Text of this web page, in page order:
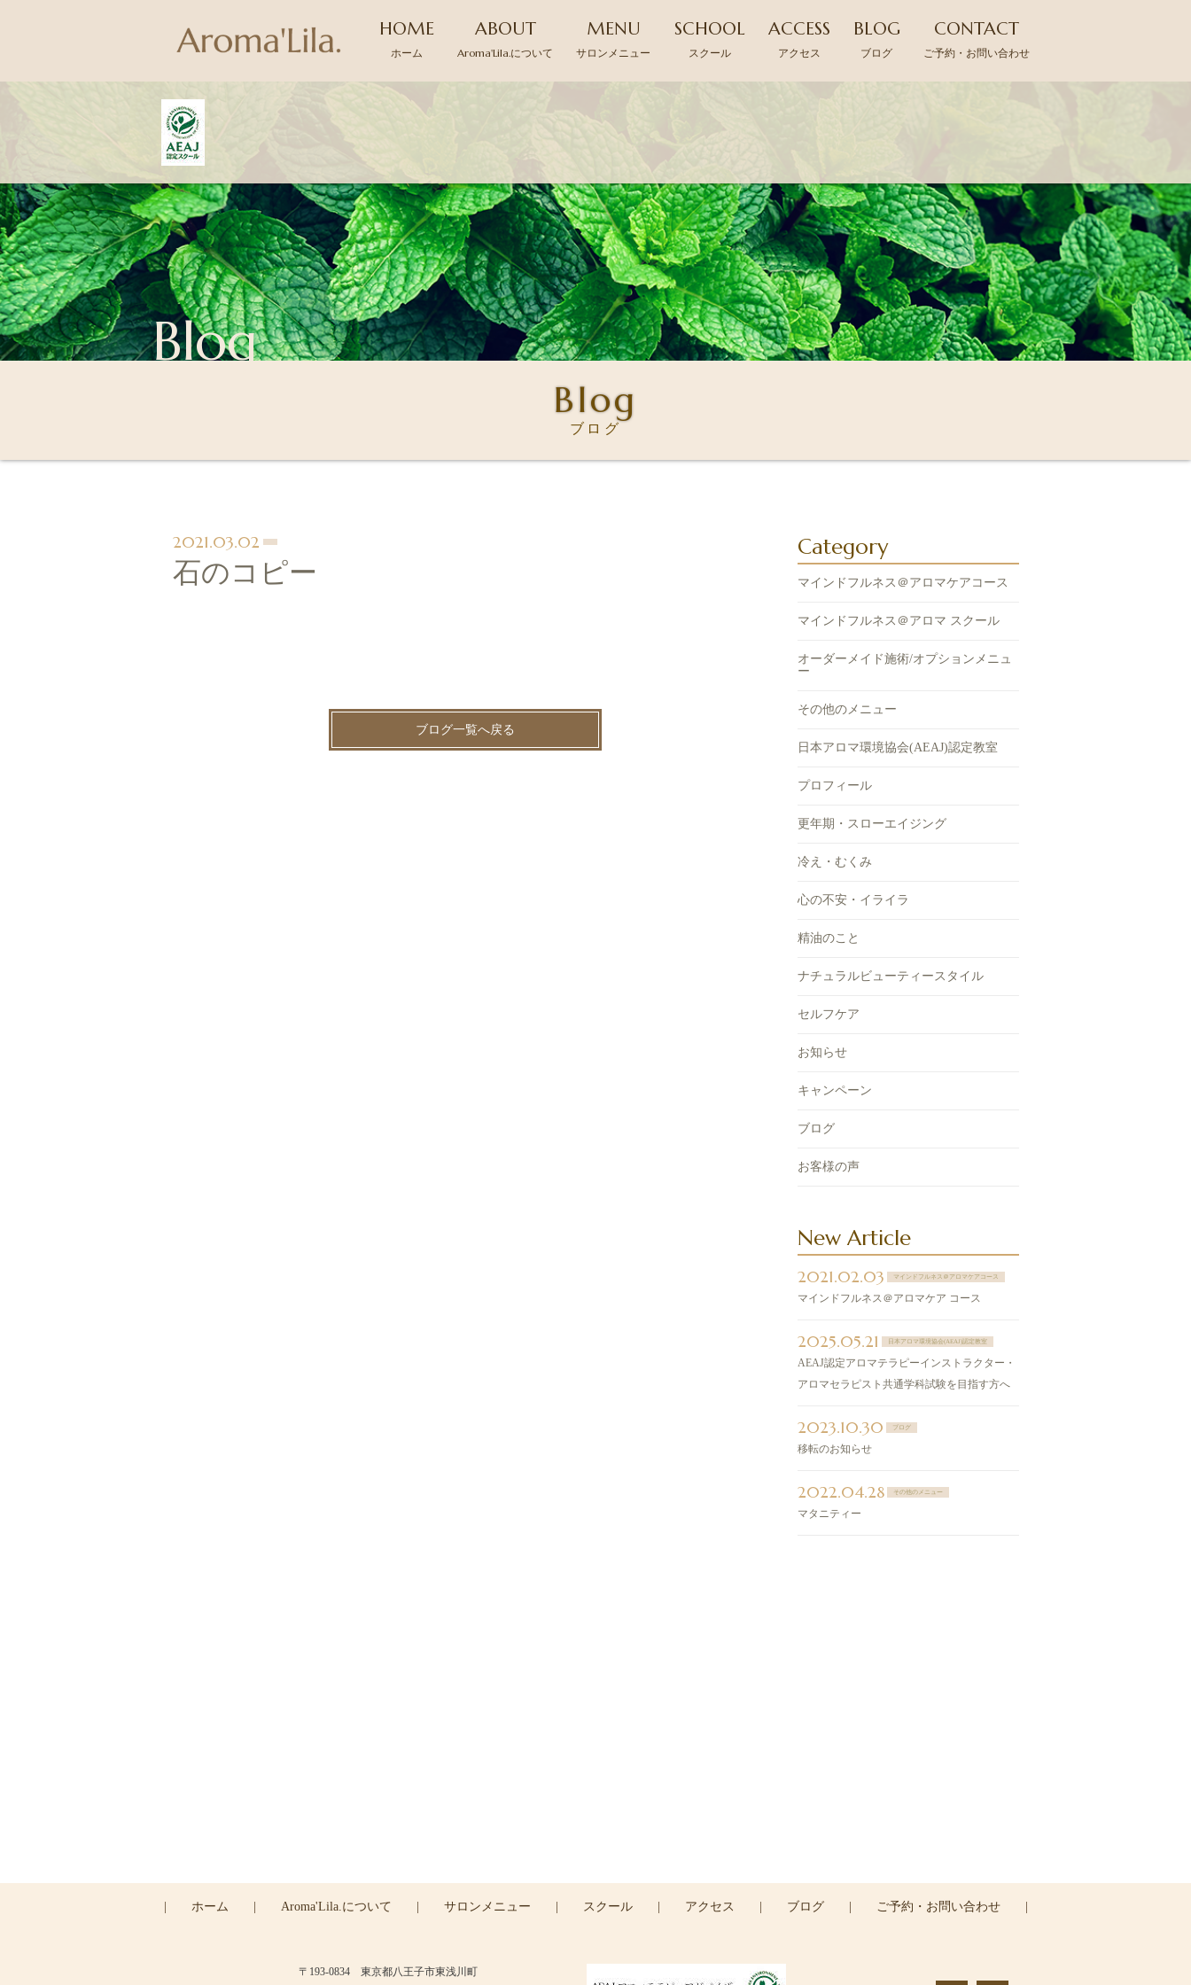
HOME
ホーム
ABOUT
Aroma'Lila.について
MENU
サロンメニュー
SCHOOL
スクール
ACCESS
アクセス
BLOG
ブログ
CONTACT
ご予約・お問い合わせ
Blog
Blog
ブログ
2021.03.02
石のコピー
ブログ一覧へ戻る
Category
マインドフルネス＠アロマケアコース
マインドフルネス＠アロマ スクール
オーダーメイド施術/オプションメニュ
ー
その他のメニュー
日本アロマ環境協会(AEAJ)認定教室
プロフィール
更年期・スローエイジング
冷え・むくみ
心の不安・イライラ
精油のこと
ナチュラルビューティースタイル
セルフケア
お知らせ
キャンペーン
ブログ
お客様の声
New Article
2021.02.03 マインドフルネス＠アロマケアコース
マインドフルネス＠アロマケア コース
2025.05.21 日本アロマ環境協会(AEAJ)認定教室
AEAJ認定アロマテラピーインストラクター・
アロマセラピスト共通学科試験を目指す方へ
2023.10.30 ブログ
移転のお知らせ
2022.04.28 その他のメニュー
マタニティー
CONTACT >
ホーム Aroma'Lila.について サロンメニュー スクール アクセス ブログ ご予約・お問い合わせ
〒193-0834 東京都八王子市東浅川町